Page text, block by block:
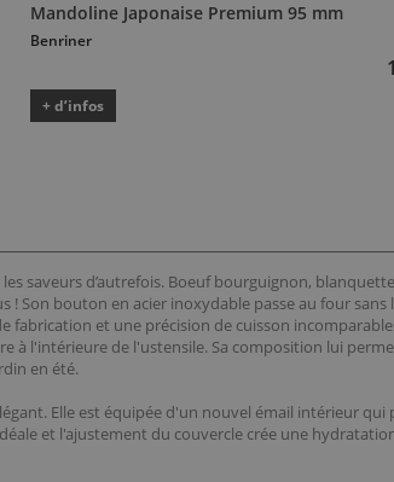
Mandoline Japonaise Premium 95 mm
Benriner
+ d’infos
saveurs d’autrefois. Boeuf bourguignon,
Son bouton en acier inoxydable passe au four sans
fabrication et une précision de cuisson
à l'intérieure de l'ustensile. Sa composition lui
en été.
Elle est équipée d'un nouvel émail intérieur qui
et l'ajustement du couvercle crée une